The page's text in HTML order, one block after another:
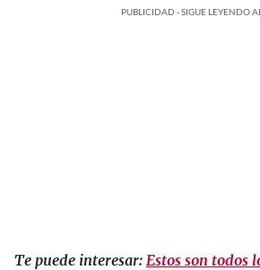
PUBLICIDAD - SIGUE LEYENDO
Te puede interesar: Estos son todos